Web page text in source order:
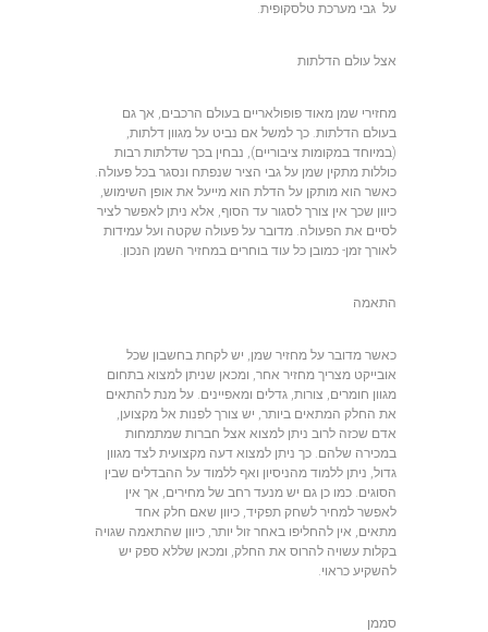
על גבי מערכת טלסקופית.
אצל עולם הדלתות
מחזירי שמן מאוד פופולאריים בעולם הרכבים, אך גם
בעולם הדלתות. כך למשל אם נביט על מגוון דלתות,
(במיוחד במקומות ציבוריים), נבחין בכך שדלתות רבות
כוללות מתקין שמן על גבי הציר שנפתח ונסגר בכל פעולה.
כאשר הוא מותקן על הדלת הוא מייעל את אופן השימוש,
כיוון שכך אין צורך לסגור עד הסוף, אלא ניתן לאפשר לציר
לסיים את הפעולה. מדובר על פעולה שקטה ועל עמידות
לאורך זמן- כמובן כל עוד בוחרים במחזיר השמן הנכון.
התאמה
כאשר מדובר על מחזיר שמן, יש לקחת בחשבון שכל
אובייקט מצריך מחזיר אחר, ומכאן שניתן למצוא בתחום
מגוון חומרים, צורות, גדלים ומאפיינים. על מנת להתאים
את החלק המתאים ביותר, יש צורך לפנות אל מקצוען,
אדם שכזה לרוב ניתן למצוא אצל חברות שמתמחות
במכירה שלהם. כך ניתן למצוא דעה מקצועית לצד מגוון
גדול, ניתן ללמוד מהניסיון ואף ללמוד על ההבדלים שבין
הסוגים. כמו כן גם יש מנעד רחב של מחירים, אך אין
לאפשר למחיר לשחק תפקיד, כיוון שאם חלק אחד
מתאים, אין להחליפו באחר זול יותר, כיוון שהתאמה שגויה
בקלות עשויה להרוס את החלק, ומכאן שללא ספק יש
להשקיע כראוי.
סממן